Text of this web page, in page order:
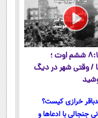
ساعت ۸:۱۵ ششم اوت ؛
/ وقتی شهر در دیگ
خرازی کیست؟
جنجالی با ادعاها و